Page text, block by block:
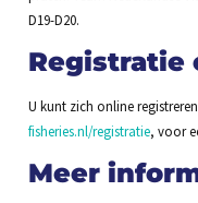
D19-D20.
Registratie
U kunt zich online
fisheries.nl/registratie, voor
Meer